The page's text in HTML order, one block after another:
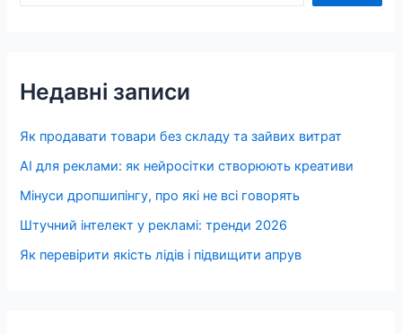
Недавні записи
Як продавати товари без складу та зайвих витрат
AI для реклами: як нейросітки створюють креативи
Мінуси дропшипінгу, про які не всі говорять
Штучний інтелект у рекламі: тренди 2026
Як перевірити якість лідів і підвищити апрув